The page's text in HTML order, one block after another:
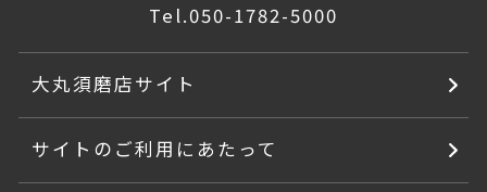
Tel.050-1782-5000
大丸須磨店サイト
サイトのご利用にあたって